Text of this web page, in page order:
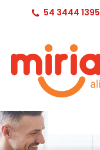
54 3444 1395